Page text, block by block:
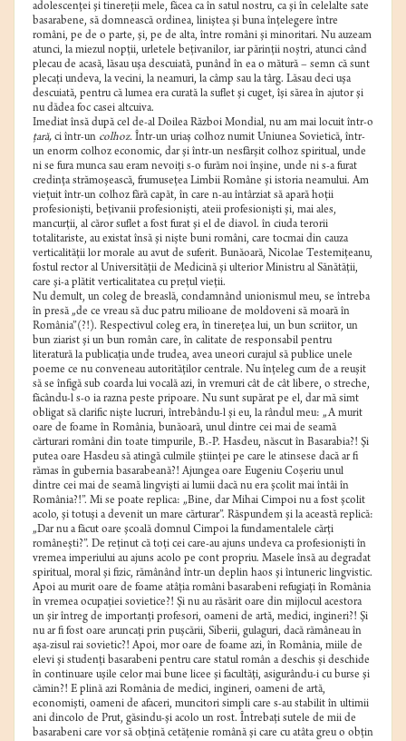
adolescenţei şi tinereţii mele, făcea ca în satul nostru, ca şi în celelalte sate
basarabene, să domnească ordinea, liniştea şi buna înţelegere între
români, pe de o parte, şi, pe de alta, între români şi minoritari. Nu auzeam
atunci, la miezul nopţii, urletele beţivanilor, iar părinţii noştri, atunci când
plecau de acasă, lăsau uşa descuiată, punând în ea o mătură – semn că sunt
plecaţi undeva, la vecini, la neamuri, la câmp sau la târg. Lăsau deci uşa
descuiată, pentru că lumea era curată la suflet şi cuget, îşi sărea în ajutor şi
nu dădea foc casei altcuiva.
Imediat însă după cel de-al Doilea Război Mondial, nu am mai locuit într-o
ţară, ci într-un colhoz. Într-un uriaş colhoz numit Uniunea Sovietică, într-
un enorm colhoz economic, dar şi într-un nesfârşit colhoz spiritual, unde
ni se fura munca sau eram nevoiţi s-o furăm noi înşine, unde ni s-a furat
credinţa strămoşească, frumuseţea Limbii Române şi istoria neamului. Am
vieţuit într-un colhoz fără capăt, în care n-au întârziat să apară hoţii
profesionişti, beţivanii profesionişti, ateii profesionişti şi, mai ales,
mancurţii, al căror suflet a fost furat şi el de diavol. în ciuda terorii
totalitariste, au existat însă şi nişte buni români, care tocmai din cauza
verticalităţii lor morale au avut de suferit. Bunăoară, Nicolae Testemiţeanu,
fostul rector al Universităţii de Medicină şi ulterior Ministru al Sănătăţii,
care şi-a plătit verticalitatea cu preţul vieţii.
Nu demult, un coleg de breaslă, condamnând unionismul meu, se întreba
în presă „de ce vreau să duc patru milioane de moldoveni să moară în
România”(?!). Respectivul coleg era, în tinereţea lui, un bun scriitor, un
bun ziarist şi un bun român care, în calitate de responsabil pentru
literatură la publicaţia unde trudea, avea uneori curajul să publice unele
poeme ce nu conveneau autorităţilor centrale. Nu înţeleg cum de a reuşit
să se înfigă sub coarda lui vocală azi, în vremuri cât de cât libere, o streche,
făcându-l s-o ia razna peste pripoare. Nu sunt supărat pe el, dar mă simt
obligat să clarific nişte lucruri, întrebându-l şi eu, la rândul meu: „A murit
oare de foame în România, bunăoară, unul dintre cei mai de seamă
cărturari români din toate timpurile, B.-P. Hasdeu, născut în Basarabia?! Şi
putea oare Hasdeu să atingă culmile ştiinţei pe care le atinsese dacă ar fi
rămas în gubernia basarabeană?! Ajungea oare Eugeniu Coşeriu unul
dintre cei mai de seamă lingvişti ai lumii dacă nu era şcolit mai întâi în
România?!”. Mi se poate replica: „Bine, dar Mihai Cimpoi nu a fost şcolit
acolo, şi totuşi a devenit un mare cărturar”. Răspundem şi la această replică:
„Dar nu a făcut oare şcoală domnul Cimpoi la fundamentalele cărţi
româneşti?”. De reţinut că toţi cei care-au ajuns undeva ca profesionişti în
vremea imperiului au ajuns acolo pe cont propriu. Masele însă au degradat
spiritual, moral şi fizic, rămânând într-un deplin haos şi întuneric lingvistic.
Apoi au murit oare de foame atâţia români basarabeni refugiaţi în România
în vremea ocupaţiei sovietice?! Şi nu au răsărit oare din mijlocul acestora
un şir întreg de importanţi profesori, oameni de artă, medici, ingineri?! Şi
nu ar fi fost oare aruncaţi prin puşcării, Siberii, gulaguri, dacă rămâneau în
aşa-zisul rai sovietic?! Apoi, mor oare de foame azi, în România, miile de
elevi şi studenţi basarabeni pentru care statul român a deschis şi deschide
în continuare uşile celor mai bune licee şi facultăţi, asigurându-i cu burse şi
cămin?! E plină azi România de medici, ingineri, oameni de artă,
economişti, oameni de afaceri, muncitori simpli care s-au stabilit în ultimii
ani dincolo de Prut, găsindu-şi acolo un rost. Întrebaţi sutele de mii de
basarabeni care vor să obţină cetăţenie română şi care cu atâta greu o obţin